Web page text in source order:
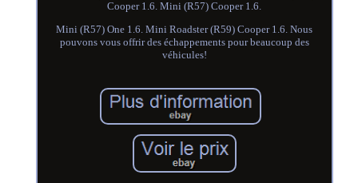
Cooper 1.6. Mini (R57) Cooper 1.6.
Mini (R57) One 1.6. Mini Roadster (R59) Cooper 1.6. Nous
pouvons vous offrir des échappements pour beaucoup des
véhicules!